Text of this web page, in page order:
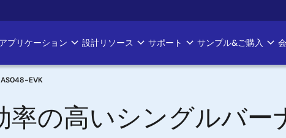
アプリケーション 設計リソース サポート サンプル&ご購入
AS048-EVK
率の高いシングルバ